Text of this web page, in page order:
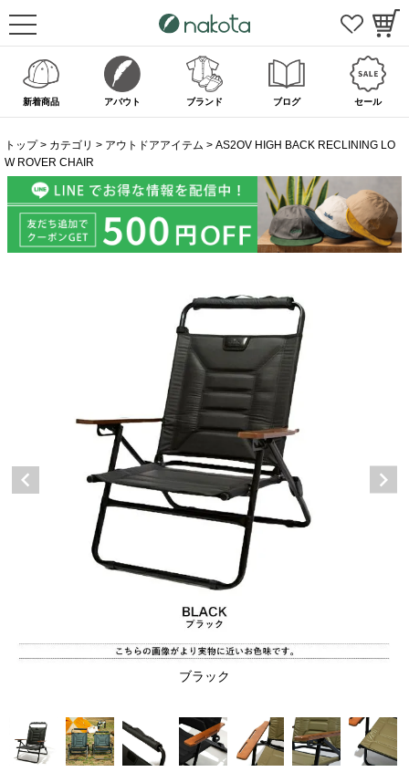
新着商品 アバウト ブランド ブログ セール
トップ カテゴリ アウトドアアイテム
AS2OV HIGH BACK RECLINING LO
W ROVER CHAIR
ブラック